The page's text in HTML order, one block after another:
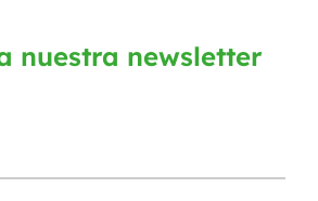
nuestra newsletter